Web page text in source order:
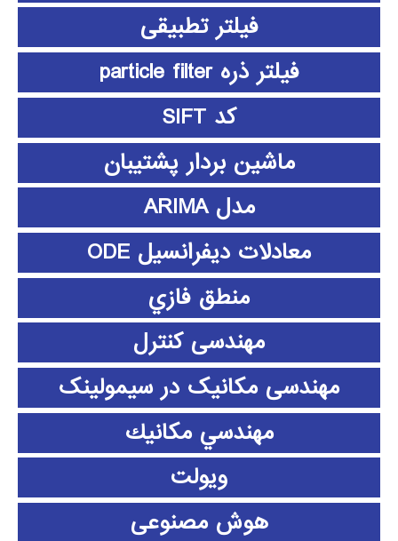
فیلتر تطبیقی
فیلتر ذره particle filter
کد SIFT
ماشین بردار پشتیبان
مدل ARIMA
معادلات دیفرانسیل ODE
منطق فازي
مهندسی کنترل
مهندسی مکانیک در سیمولینک
مهندسي مكانيك
ویولت
هوش مصنوعی